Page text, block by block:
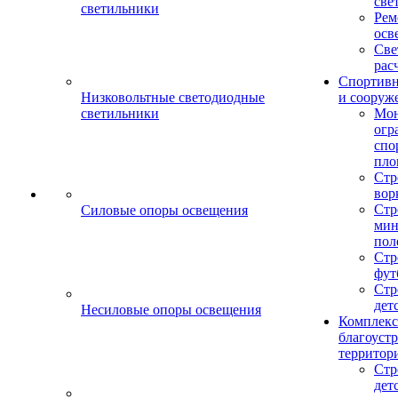
светильники
Низковольтные светодиодные
светильники
Силовые опоры освещения
Несиловые опоры освещения
и